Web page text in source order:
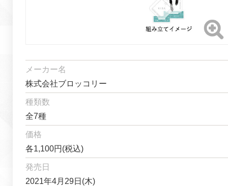
メーカー名
株式会社ブロッコリー
種類数
全7種
価格
各1,100円(税込)
発売日
2021年4月29日(木)